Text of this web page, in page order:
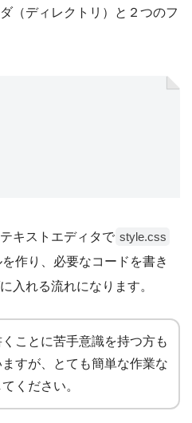
（ディレクトリ）と２つのフ
キストエディタで style.css
作り、必要なコードを書き
入れる流れになります。
ことに苦手意識を持つ方も
すが、とても簡単な作業な
ください。